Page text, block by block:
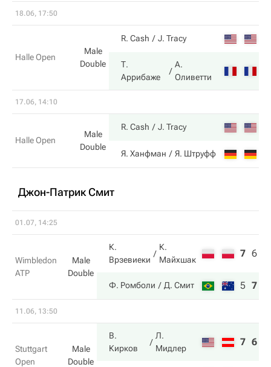
18.06, 17:50
Halle Open
Male
Double
R. Cash J. Tracy
Т.
Аррибаже
А.
Оливетти
17.06, 14:10
Halle Open
Male
Double
R. Cash J. Tracy
Я. Ханфман Я. Штруфф
Джон-Патрик Смит
01.07, 14:25
Wimbledon
ATP
Male
Double
К.
Врзевиеки
К.
Майхшак
7 6
Ф. Ромболи Д. Смит 5 7
11.06, 13:50
Stuttgart
Open
Male
Double
В.
Кирков
Л.
Мидлер
7 6